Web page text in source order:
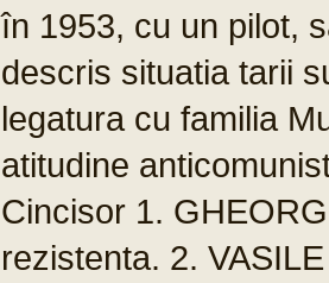
în 1953, cu un pilot,
descris situatia tarii
legatura cu familia
atitudine
Cincisor 1.
rezistenta. 2.